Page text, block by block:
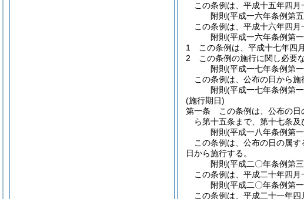
この条例は、平成十五年四月
附則 (平成一六年条例第
この条例は、平成十六年四月
附則 (平成一六年条例第
1
この条例は、平成十七年四
2
この条例の施行に関し必要
附則 (平成一七年条例第
この条例は、公布の日から施
附則 (平成一七年条例第
(施行期日)
第一条
この条例は、公布の
ら第十五条まで、第十七条
附則 (平成一八年条例第
この条例は、公布の日の属す
日から施行する。
附則 (平成二〇年条例第
この条例は、平成二十年四月
附則 (平成二〇年条例第
この条例は、平成二十一年四